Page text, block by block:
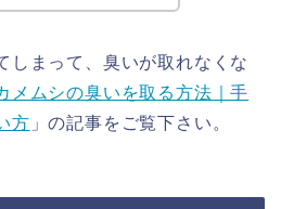
しまって、臭いが取れなくな
メムシの臭いを取る方法｜手
方 」の記事をご覧下さい。